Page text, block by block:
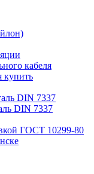
кабеля
купить
DIN 7337
DIN 7337
ГОСТ 10299-80